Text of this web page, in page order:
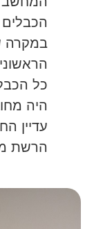
במקרה
כל
היה
עדיין
הרשת